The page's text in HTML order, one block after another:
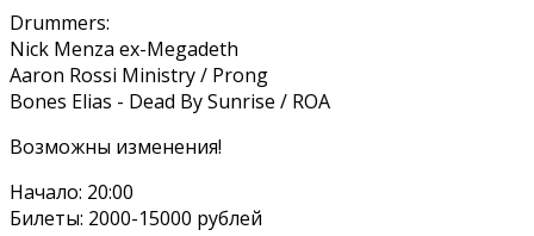
Drummers:
Nick Menza ex-Megadeth
Aaron Rossi Ministry / Prong
Bones Elias - Dead By Sunrise / ROA
Возможны изменения!
Начало: 20:00
Билеты: 2000-15000 рублей